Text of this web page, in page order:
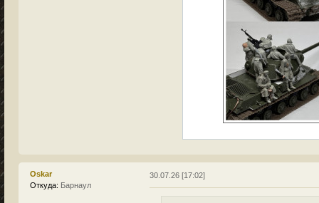
Oskar
Откуда: Барнаул
30.07.26 [17:02]